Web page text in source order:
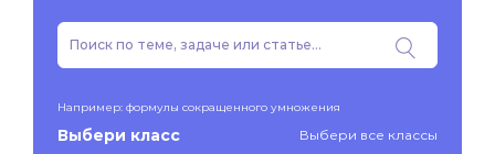
Например: формулы сокращенного умножения
Выбери класс Выбери все классы